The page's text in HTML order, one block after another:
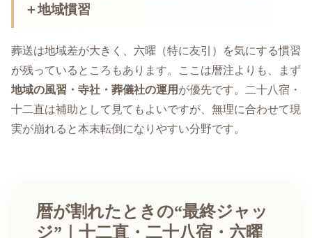
＋地域慣習
葬送は地域差が大きく、六曜（特に友引）を気にする慣習
が残っているところもあります。ここは暦注よりも、まず
地域の風習・寺社・葬儀社の運用 が優先です。二十八宿・
十二直は補助として見てもよいですが、無理に合わせて現
実が崩れると本末転倒になりやすい分野です。
暦が割れたときの“最終ジャッ
ジ”｜十二直・二十八宿・六曜